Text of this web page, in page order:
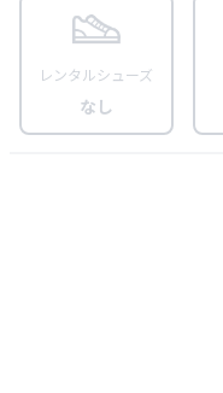
レンタルシューズ
なし